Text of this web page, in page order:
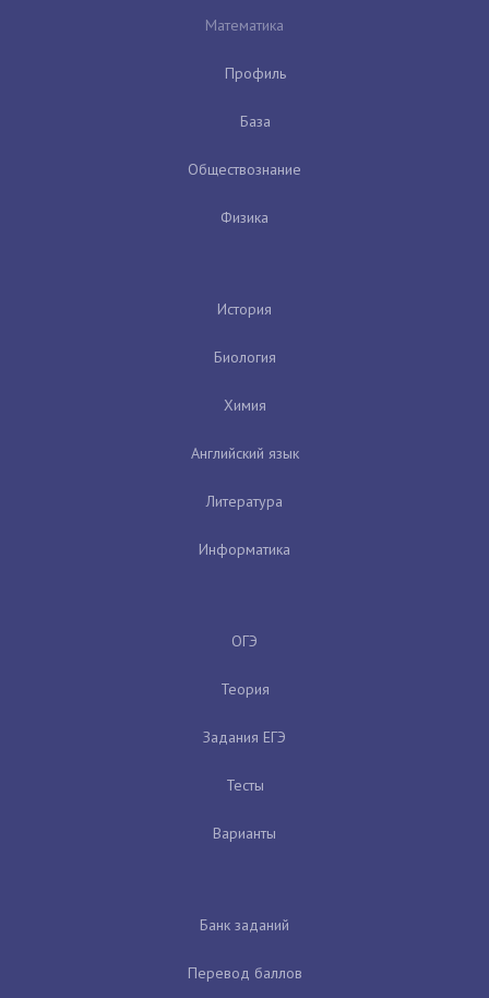
Математика
Профиль
База
Обществознание
Физика
История
Биология
Химия
Английский язык
Литература
Информатика
ОГЭ
Теория
Задания ЕГЭ
Тесты
Варианты
Банк заданий
Перевод баллов